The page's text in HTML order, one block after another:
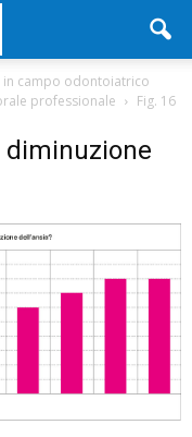
campo odontoiatrico
professionale
Fig. 16
diminuzione